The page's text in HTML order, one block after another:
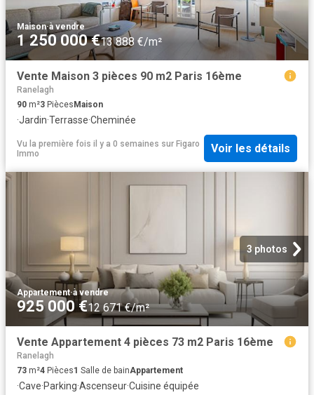
Maison·à vendre
1 250 000 €13 888 €/m²
Vente Maison 3 pièces 90 m2 Paris 16ème
Ranelagh
90 m²3 PiècesMaison
·Jardin·Terrasse·Cheminée
Vu la première fois il y a 0 semaines sur Figaro
Immo
Voir les détails
3 photos
Appartement·à vendre
925 000 €12 671 €/m²
Vente Appartement 4 pièces 73 m2 Paris 16ème
Ranelagh
73 m²4 Pièces1 Salle de bainAppartement
·Cave·Parking·Ascenseur·Cuisine équipée